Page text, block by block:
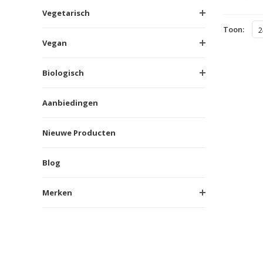
Vegetarisch
Vegan
Biologisch
Aanbiedingen
Nieuwe Producten
Blog
Merken
Toon: